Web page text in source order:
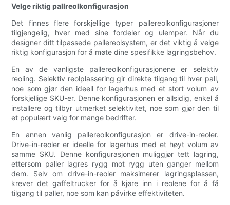
Velge riktig pallreolkonfigurasjon
Det finnes flere forskjellige typer pallereolkonfigurasjoner
tilgjengelig, hver med sine fordeler og ulemper. Når du
designer ditt tilpassede pallereolsystem, er det viktig å velge
riktig konfigurasjon for å møte dine spesifikke lagringsbehov.
En av de vanligste pallereolkonfigurasjonene er selektiv
reoling. Selektiv reolplassering gir direkte tilgang til hver pall,
noe som gjør den ideell for lagerhus med et stort volum av
forskjellige SKU-er. Denne konfigurasjonen er allsidig, enkel å
installere og tilbyr utmerket selektivitet, noe som gjør den til
et populært valg for mange bedrifter.
En annen vanlig pallereolkonfigurasjon er drive-in-reoler.
Drive-in-reoler er ideelle for lagerhus med et høyt volum av
samme SKU. Denne konfigurasjonen muliggjør tett lagring,
ettersom paller lagres rygg mot rygg uten ganger mellom
dem. Selv om drive-in-reoler maksimerer lagringsplassen,
krever det gaffeltrucker for å kjøre inn i reolene for å få
tilgang til paller, noe som kan påvirke effektiviteten.